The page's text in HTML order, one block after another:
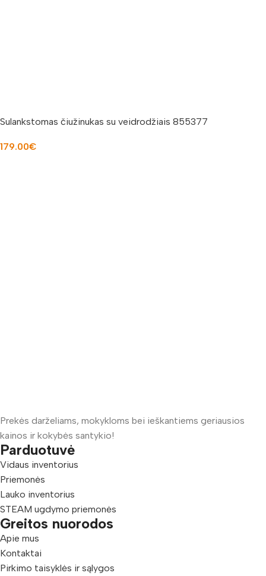
Sulankstomas čiužinukas su veidrodžiais 855377
179.00€
Prekės darželiams, mokykloms bei ieškantiems geriausios
kainos ir kokybės santykio!
Parduotuvė
Vidaus inventorius
Priemonės
Lauko inventorius
STEAM ugdymo priemonės
Greitos nuorodos
Apie mus
Kontaktai
Pirkimo taisyklės ir sąlygos